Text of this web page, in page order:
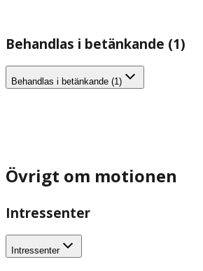
Behandlas i betänkande (1)
Behandlas i betänkande (1)
Övrigt om motionen
Intressenter
Intressenter